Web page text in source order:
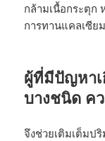
กล้ามเนื้อกระตุก
การทานแคลเซีย
ผู้ที่มีปัญหาเ
บางชนิด ค
จึงช่วยเติมเต็มป